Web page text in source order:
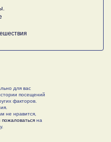
для вас
посещений
факторов.
не нравится,
пожаловаться на